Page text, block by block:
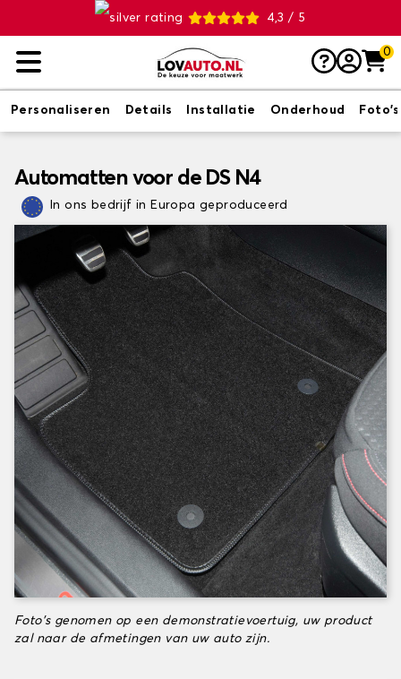
4,3 / 5
0
Personaliseren Details Installatie Onderhoud Foto's
Automatten voor de DS N4
In ons bedrijf in Europa geproduceerd
Foto's genomen op een demonstratievoertuig, uw product
zal naar de afmetingen van uw auto zijn.